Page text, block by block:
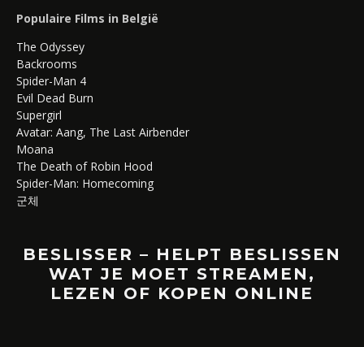
Populaire Films in België
The Odyssey
Backrooms
Spider-Man 4
Evil Dead Burn
Supergirl
Avatar: Aang, The Last Airbender
Moana
The Death of Robin Hood
Spider-Man: Homecoming
군체
BESLISSER – HELPT BESLISSEN
WAT JE MOET STREAMEN,
LEZEN OF KOPEN ONLINE